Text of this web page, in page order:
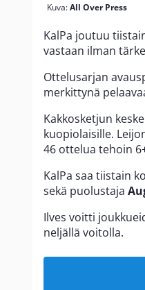
Kuva:All Over Press
KalPa joutuu
vastaan ilman
Ottelusarjan
merkittynä
Kakkosketjun
kuopiolaisille.
46 ottelua tehoin
KalPa saa tiistain
sekä puolustaja
Ilves voitti
neljällä voitolla.